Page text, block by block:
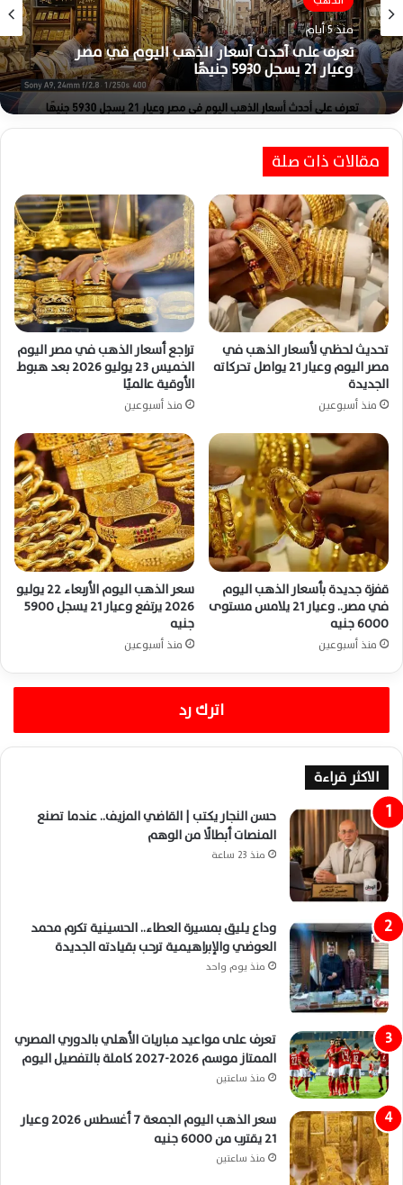
الذهب
منذ 5 أيام
تعرف على أحدث أسعار الذهب اليوم في مصر
وعيار 21 يسجل 5930 جنيهًا
الذهب
منذ 5 أيام
بعد تراجع عيار 21.. أسعار الذهب اليوم الأحد 2
أغسطس 2026 في مصر والعالم
مقالات ذات صلة
تحديث لحظي لأسعار الذهب في
مصر اليوم وعيار 21 يواصل تحركاته
الجديدة
منذ أسبوعين
تراجع أسعار الذهب في مصر اليوم
الخميس 23 يوليو 2026 بعد هبوط
الأوقية عالميًا
منذ أسبوعين
قفزة جديدة بأسعار الذهب اليوم
في مصر.. وعيار 21 يلامس مستوى
6000 جنيه
منذ أسبوعين
سعر الذهب اليوم الأربعاء 22 يوليو
2026 يرتفع وعيار 21 يسجل 5900
جنيه
منذ أسبوعين
اترك رد
الاكثر قراءة
حسن النجار يكتب | القاضي المزيف.. عندما تصنع
المنصات أبطالًا من الوهم
منذ 23 ساعة
وداع يليق بمسيرة العطاء.. الحسينية تكرم محمد
العوضي والإبراهيمية ترحب بقيادته الجديدة
منذ يوم واحد
تعرف على مواعيد مباريات الأهلي بالدوري المصري
الممتاز موسم 2026-2027 كاملة بالتفصيل اليوم
منذ ساعتين
سعر الذهب اليوم الجمعة 7 أغسطس 2026 وعيار
21 يقترب من 6000 جنيه
منذ ساعتين